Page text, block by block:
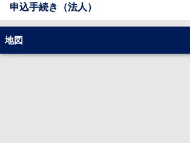
申込手続き（法人）
地図